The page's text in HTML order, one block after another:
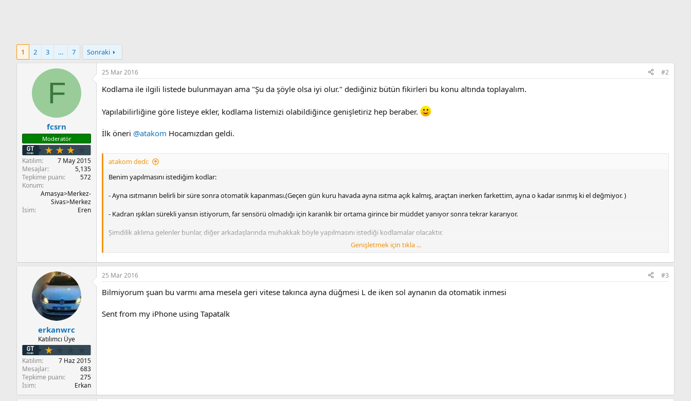
1 2 3 … 7 Sonraki
F
fcsrn
Moderatör
Katılım
7 May 2015
Mesajlar
5,135
Tepkime puanı
572
Konum
Amasya>Merkez-
Sivas>Merkez
İsim
Eren
25 Mar 2016 #2
Kodlama ile ilgili listede bulunmayan ama "Şu da şöyle olsa iyi olur." dediğiniz bütün fikirleri bu konu altında toplayalım.
Yapılabilirliğine göre listeye ekler, kodlama listemizi olabildiğince genişletiriz hep beraber.
İlk öneri @atakom Hocamızdan geldi.
atakom dedi:
Benim yapılmasını istediğim kodlar:
- Ayna ısıtmanın belirli bir süre sonra otomatik kapanması.(Geçen gün kuru havada ayna ısıtma açık kalmış, araçtan inerken farkettim, ayna o kadar ısınmış ki el değmiyor. )
- Kadran ışıkları sürekli yansın istiyorum, far sensörü olmadığı için karanlık bir ortama girince bir müddet yanıyor sonra tekrar kararıyor.
Şimdilik aklıma gelenler bunlar, diğer arkadaşlarında muhakkak böyle yapılmasını istediği kodlamalar olacaktır.
Sent from my iPhone using Tapatalk
Genişletmek için tıkla ...
erkanwrc
Katılımcı Üye
Katılım
7 Haz 2015
Mesajlar
683
Tepkime puanı
275
İsim
Erkan
25 Mar 2016 #3
Bilmiyorum şuan bu varmı ama mesela geri vitese takınca ayna düğmesi L de iken sol aynanın da otomatik inmesi
Sent from my iPhone using Tapatalk